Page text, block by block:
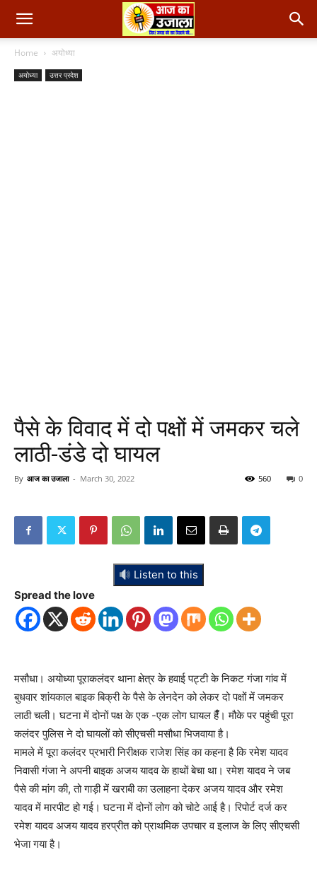
Home अयोध्या
अयोध्या उत्तर प्रदेश
पैसे के विवाद में दो पक्षों में जमकर चले
लाठी-डंडे दो घायल
By आज का उजाला - March 30, 2022 0
560
Listen to this
Spread the love
मसौधा। अयोध्या पूराकलंदर थाना क्षेत्र के हवाई पट्टी के निकट गंजा गांव में
बुधवार शांयकाल बाइक बिक्री के पैसे के लेनदेन को लेकर दो पक्षों में जमकर
लाठी चली। घटना में दोनों पक्ष के एक -एक लोग घायल हैंँ। मौके पर पहुंची पूरा
कलंदर पुलिस ने दो घायलों को सीएचसी मसौधा भिजवाया है।
मामले में पूरा कलंदर प्रभारी निरीक्षक राजेश सिंह का कहना है कि रमेश यादव
निवासी गंजा ने अपनी बाइक अजय यादव के हाथों बेचा था। रमेश यादव ने जब
पैसे की मांग की, तो गाड़ी में खराबी का उलाहना देकर अजय यादव और रमेश
यादव में मारपीट हो गई। घटना में दोनों लोग को चोटे आई है। रिपोर्ट दर्ज कर
रमेश यादव अजय यादव हरप्रीत को प्राथमिक उपचार व इलाज के लिए सीएचसी
भेजा गया है।